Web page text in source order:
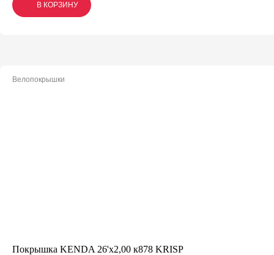
В КОРЗИНУ
В КОРЗИНУ
В КОРЗИНУ
Велопокрышки
Покрышка KENDA 26'х2,00 к878 KRISP